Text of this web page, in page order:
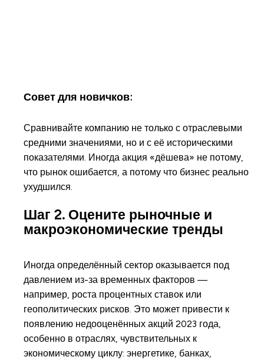
Совет для новичков:
Сравнивайте компанию не только с отраслевыми
средними значениями, но и с её историческими
показателями. Иногда акция «дёшева» не потому,
что рынок ошибается, а потому что бизнес реально
ухудшился.
Шаг 2. Оцените рыночные и
макроэкономические тренды
Иногда определённый сектор оказывается под
давлением из-за временных факторов —
например, роста процентных ставок или
геополитических рисков. Это может привести к
появлению недооценённых акций 2023 года,
особенно в отраслях, чувствительных к
экономическому циклу: энергетике, банках,